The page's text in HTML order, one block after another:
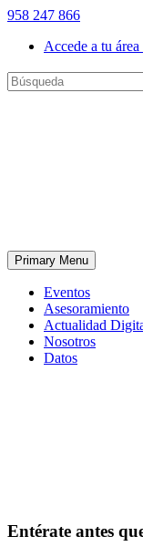
958 247 866
Accede a tu
Primary Menu
Eventos
Asesoramiento
Actualidad
Nosotros
Datos
Entérate antes